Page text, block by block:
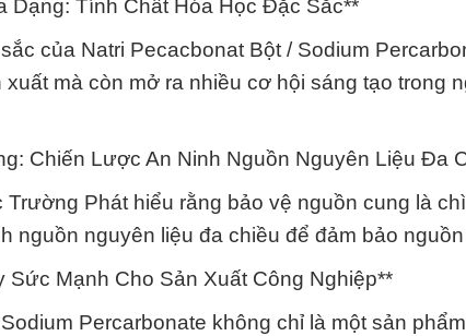
Dạng: Tính Chất Hóa Học Đặc Sắc**
của Natri Pecacbonat Bột / Sodium
mà còn mở ra nhiều cơ hội sáng tạo trong
Chiến Lược An Ninh Nguồn Nguyên Liệu Đa
Phát hiểu rằng bảo vệ nguồn cung là
nguồn nguyên liệu đa chiều để đảm bảo
Sức Mạnh Cho Sản Xuất Công Nghiệp**
Percarbonate không chỉ là một sản